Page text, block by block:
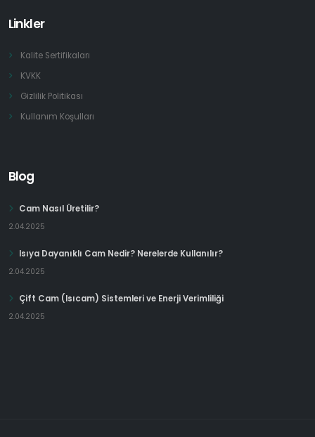
Linkler
Kalite Sertifikaları
KVKK
Gizlilik Politikası
Kullanım Koşulları
Blog
Cam Nasıl Üretilir?
2.04.2025
Isıya Dayanıklı Cam Nedir? Nerelerde Kullanılır?
2.04.2025
Çift Cam (Isıcam) Sistemleri ve Enerji Verimliliği
2.04.2025